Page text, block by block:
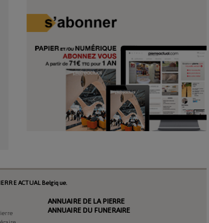
ACTUAL Belgique.
ANNUAIRE DE LA PIERRE
ANNUAIRE DU FUNERAIRE